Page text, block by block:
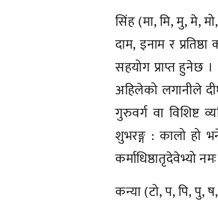
सिंह (मा, मि, मु, मे,
दाम, इनाम र
सहयोग प्राप्त हुनेछ ।
अहिलेको लगानीले
गुरुवर्ग वा विशिष्ट
शुभरङ्ग : कालो हो
कर्माधिष्ठातृदेवेभ्यो
कन्या (टो, प, पि, पु,